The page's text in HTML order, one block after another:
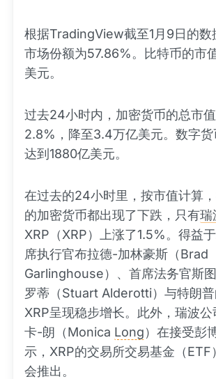
根据TradingView截至1月9日的数
市场份额为57.86%。比特币的市
美元。
过去24小时内，加密货币的总市
2.8%，降至3.4万亿美元。数字货
达到1880亿美元。
在过去的24小时里，按市值计算
的加密货币都出现了下跌，只有瑞
XRP（XRP）上涨了1.5%。得益
席执行官布拉德-加林豪斯（Brad
Garlinghouse）、首席法务官斯
罗蒂（Stuart Alderotti）与特朗普
XRP呈现稳步增长。此外，瑞波
卡-朗（Monica Long）在接受彭
示，XRP的交易所交易基金（ETF
会推出。